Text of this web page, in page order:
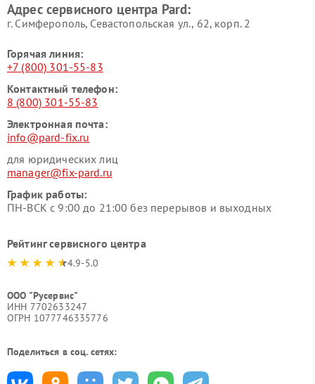
Адрес сервисного центра Pard:
г. Симферополь, Севастопольская ул., 62, корп. 2
Горячая линия:
+7 (800) 301-55-83
Контактный телефон:
8 (800) 301-55-83
Электронная почта:
info@pard-fix.ru
для юридических лиц
manager@fix-pard.ru
График работы:
ПН-ВСК с 9:00 до 21:00 без перерывов и выходных
Рейтинг сервисного центра
4.9-5.0
ООО "Русервис"
ИНН 7702633247
ОГРН 1077746335776
Поделиться в соц. сетях: